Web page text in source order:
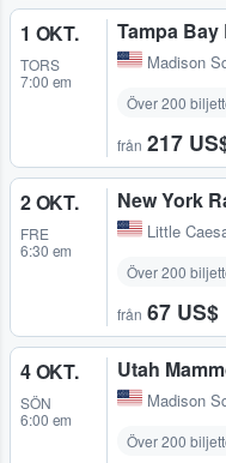
1 OKT.
TORS
7:00 em
Tampa
Madison
Över 200
från 217
2 OKT.
FRE
6:30 em
New York
Little
Över 200
från 67 US$
4 OKT.
SÖN
6:00 em
Utah
Madison
Över 200